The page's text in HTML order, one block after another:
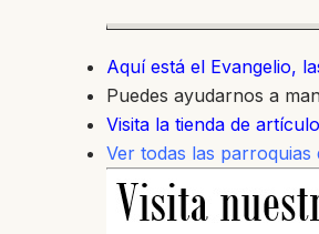
Aquí está el Evangelio,
Puedes ayudarnos a
Visita la tienda de
Ver todas las parroquias